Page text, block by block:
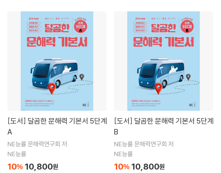
[도서]
A
NE능률 문해력연구회 저
NE능률
10% 10,800원
[도서]
B
NE능률 문해력연구회 저
NE능률
10% 10,800원